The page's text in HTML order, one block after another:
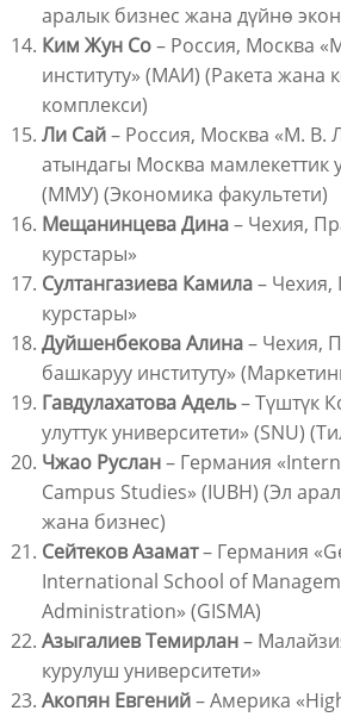
аралык бизнес жана дүйнө
Ким Жун Со– Россия, Москва
институту» (МАИ) (Ракета жана
комплекси)
Ли Сай– Россия, Москва «М. В.
атындагы Москва мамлекеттик
(ММУ) (Экономика факультети)
Мещанинцева Дина– Чехия,
курстары»
Султангазиева Камила– Чехия,
курстары»
Дуйшенбекова Алина– Чехия,
башкаруу институту»
Гавдулахатова Адель– Түштүк
улуттук университети» (SNU)
Чжао Руслан– Германия
Campus Studies» (IUBH) (Эл
жана бизнес)
Сейтеков Азамат– Германия
International School of
Administration» (GISMA)
Азыгалиев Темирлан–
курулуш университети»
Акопян Евгений– Америка